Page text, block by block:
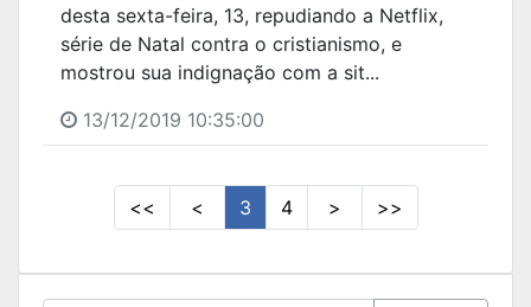
desta sexta-feira, 13, repudiando a Netflix,
série de Natal contra o cristianismo, e
mostrou sua indignação com a sit...
13/12/2019 10:35:00
<< < 3 4 > >>